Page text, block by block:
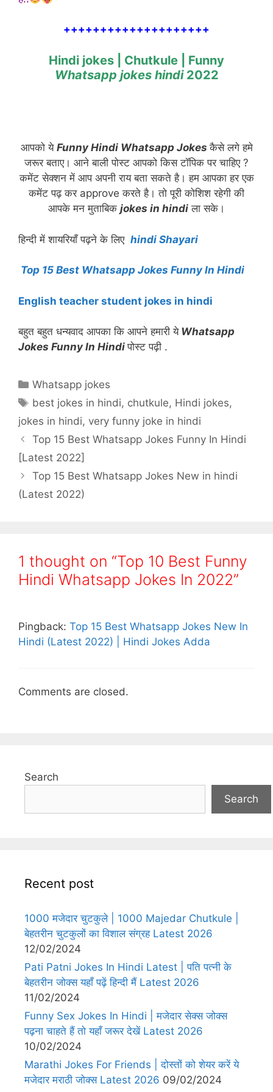
++++++++++++++++++++
Hindi jokes | Chutkule | Funny
Whatsapp jokes hindi 2022
आपको ये Funny Hindi Whatsapp Jokes कैसे लगे हमे
जरूर बताए। आने बाली पोस्ट आपको किस टॉपिक पर चाहिए ?
कमेंट सेक्शन में आप अपनी राय बता सकते है। हम आपका हर एक
कमेंट पढ़ कर approve करते है। तो पूरी कोशिश रहेगी की
आपके मन मुताबिक jokes in hindi ला सके।
हिन्दी में शायरियाँ पढ़ने के लिए hindi Shayari
Top 15 Best Whatsapp Jokes Funny In Hindi
English teacher student jokes in hindi
बहुत बहुत धन्यवाद आपका कि आपने हमारी येWhatsapp
Jokes Funny In Hindiपोस्ट पढ़ी .
Categories
Whatsapp jokes
Tags
best jokes in hindi, chutkule, Hindi jokes,
jokes in hindi, very funny joke in hindi
Top 15 Best Whatsapp Jokes Funny In Hindi
[Latest 2022]
Top 15 Best Whatsapp Jokes New in hindi
(Latest 2022)
1 thought on “Top 10 Best Funny
Hindi Whatsapp Jokes In 2022”
Pingback: Top 15 Best Whatsapp Jokes New In
Hindi (Latest 2022) | Hindi Jokes Adda
Comments are closed.
Search
Search
Recent post
1000 मजेदार चुटकुले | 1000 Majedar Chutkule |
बेहतरीन चुटकुलों का विशाल संग्रह Latest 2026
12/02/2024
Pati Patni Jokes In Hindi Latest | पति पत्नी के
बेहतरीन जोक्स यहाँ पढ़ें हिन्दी मैं Latest 2026
11/02/2024
Funny Sex Jokes In Hindi | मजेदार सेक्स जोक्स
पढ़ना चाहते हैं तो यहाँ जरूर देखें Latest 2026
10/02/2024
Marathi Jokes For Friends | दोस्तों को शेयर करें ये
मजेदार मराठी जोक्स Latest 2026 09/02/2024